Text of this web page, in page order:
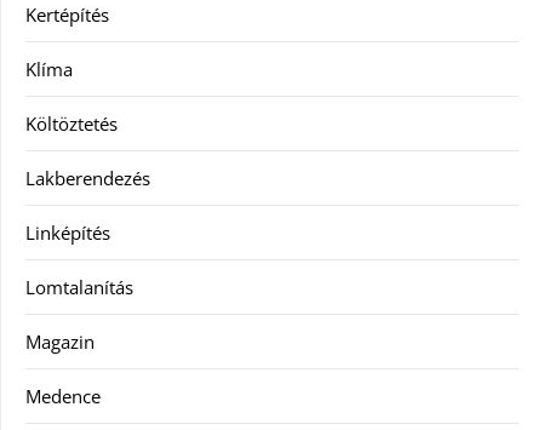
Kertépítés
Klíma
Költöztetés
Lakberendezés
Linképítés
Lomtalanítás
Magazin
Medence